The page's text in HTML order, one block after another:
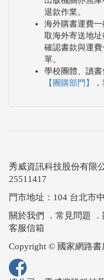
退款作業。
海外購書運費
取海外寄送地址
確認書款與運
單。
學校團體、讀
【團購部門】
秀威資訊科技股份有限
25511417
門市地址：104 台北市
關於我們
． 常見問題 ．
客服信箱
Copyright © 國家網路書